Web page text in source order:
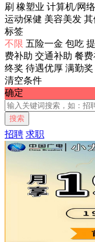
刷 橡塑业 计算机/网
运动保健 美容美发 其
标签
不限 五险一金 包吃
费补助 交通补助 餐费
终奖 待遇优厚 满勤奖
清空条件
确定
搜索
招聘 求职